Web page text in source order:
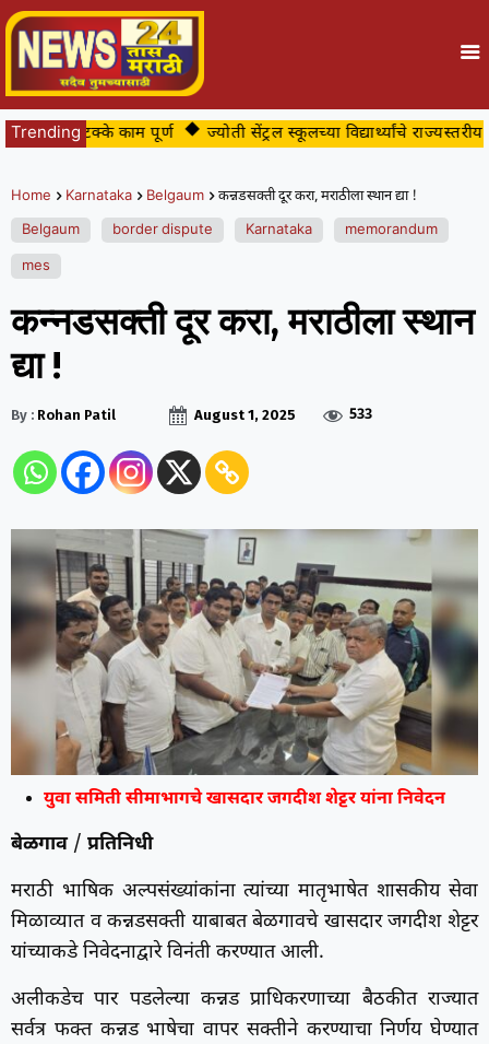
Trending
८८ टक्के काम पूर्ण ज्योती सेंट्रल स्कूलच्या विद्यार्थ्यांचे राज्यस्तरीय
Home Karnataka Belgaum
कन्नडसक्ती दूर करा, मराठीला स्थान द्या !
Belgaum
border dispute Karnataka
memorandum
mes
कन्नडसक्ती दूर करा, मराठीला स्थान
द्या !
By : Rohan Patil August 1, 2025 533
युवा समिती सीमाभागचे खासदार जगदीश शेट्टर यांना निवेदन
बेळगाव/ प्रतिनिधी
मराठी भाषिक अल्पसंख्यांकांना त्यांच्या मातृभाषेत शासकीय सेवा
मिळाव्यात व कन्नडसक्ती याबाबत बेळगावचे खासदार जगदीश शेट्टर
यांच्याकडे निवेदनाद्वारे विनंती करण्यात आली.
अलीकडेच पार पडलेल्या कन्नड प्राधिकरणाच्या बैठकीत राज्यात
सर्वत्र फक्त कन्नड भाषेचा वापर सक्तीने करण्याचा निर्णय घेण्यात